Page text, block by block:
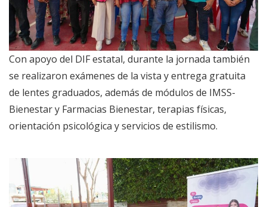
Con apoyo del DIF estatal, durante la jornada también
se realizaron exámenes de la vista y entrega gratuita
de lentes graduados, además de módulos de IMSS-
Bienestar y Farmacias Bienestar, terapias físicas,
orientación psicológica y servicios de estilismo.